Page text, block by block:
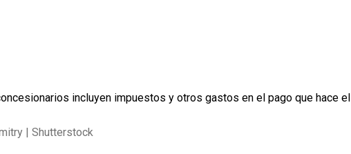
incluyen impuestos y otros gastos en el pago que hace el
| Shutterstock